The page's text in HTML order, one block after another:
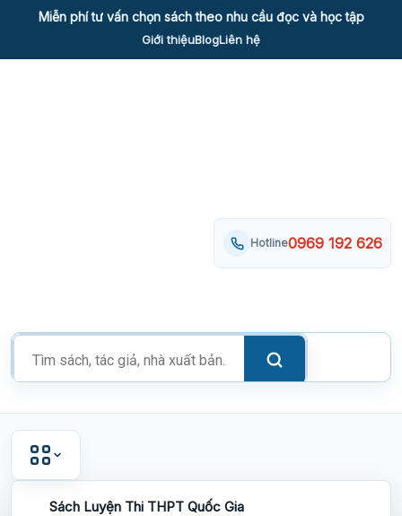
content
Miễn phí tư vấn chọn sách theo nhu cầu đọc và học tập
Giới thiệuBlogLiên hệ
Tìm
kiếm
phẩm
Hotline0969 192 626
Sách Luyện Thi THPT Quốc Gia